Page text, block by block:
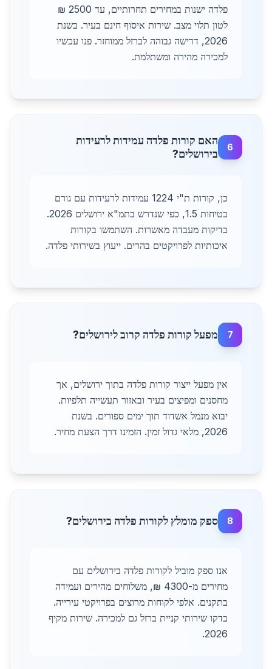
פלדה ישנות במחירים תחרותיים, עד 2500 ₪
לטון תלוי מצב. שירות איסוף חינם בעיר. בשנת
2026, דרישה גבוהה לברזל ממוחזר. פנו עכשיו
למכירה מהירה ומשתלמת.
6
האם קורות פלדה עמידות לרעידות
בירושלים?
כן, קורות ת"י 1224 עמידות לרעידות עם גורם
בטיחות 1.5, כפי שנדרש בתמ"א ירושלים 2026.
בדיקות מעבדה מאשרות. השתמשו בקורות
איכותיות לפרויקטים בהרים. ייעוץ בשירותי פלדה.
7 מפעל קורות פלדה קרוב לירושלים?
אין מפעל ייצור קורות פלדה בתוך ירושלים, אך
מחסנים ומפיצים בעיר ובאזור תעשייה תלפיות.
יבוא מנמל אשדוד תוך ימים ספורים. בשנת
2026, מלאי גדול זמין. הזמינו דרך הצעת מחיר.
8 ספק מומלץ לקורות פלדה בירושלים?
אנו ספק מוביל לקורות פלדה בירושלים עם
מחירים מ-4300 ₪, משלוחים מהירים ועמידה
בתקנים. אלפי לקוחות מרוצים בפרויקטי עירייה.
בדקו שירותי קניית ברזל גם למכירה. שירות מקיף
2026.